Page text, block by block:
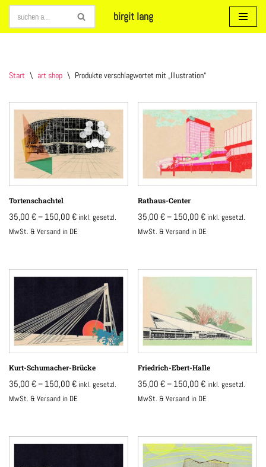
Zum
birgit lang
Start \ art shop \ Produkte verschlagwortet mit „Illustration“
Tortenschachtel
35,00 €– 150,00 € inkl. gesetzl.
MwSt. & Versand in DE
Rathaus-Center
35,00€– 150,00€ inkl. gesetzl.
MwSt. & Versand in DE
Kurt-Schumacher-Brücke
35,00 €– 150,00 € inkl. gesetzl.
MwSt. & Versand in DE
Friedrich-Ebert-Halle
35,00€– 150,00€ inkl. gesetzl.
MwSt. & Versand in DE